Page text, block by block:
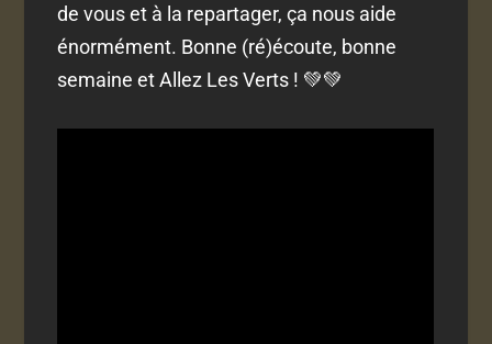
de vous et à la repartager, ça nous aide
énormément. Bonne (ré)écoute, bonne
semaine et Allez Les Verts ! 💚💚